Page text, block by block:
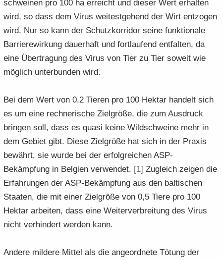
schwei­nen pro 100 ha er­reicht und die­ser Wert er­hal­ten
wird, so dass dem Virus wei­test­ge­hend der Wirt ent­zo­gen
wird. Nur so kann der Schutz­kor­ri­dor seine funk­tio­na­le
Bar­rie­re­wir­kung dau­er­haft und fort­lau­fend ent­fal­ten, da
eine Über­tra­gung des Virus von Tier zu Tier so­weit wie
mög­lich un­ter­bun­den wird.
Bei dem Wert von 0,2 Tie­ren pro 100 Hekt­ar han­delt sich
es um eine rech­ne­ri­sche Ziel­grö­ße, die zum Aus­druck
brin­gen soll, dass es quasi keine Wild­schwei­ne mehr in
dem Ge­biet gibt. Diese Ziel­grö­ße hat sich in der Pra­xis
be­währt, sie wurde bei der er­folg­rei­chen ASP-​
Bekämpfung in Bel­gi­en ver­wen­det. [1] Zu­gleich zei­gen die
Er­fah­run­gen der ASP-​Bekämpfung aus den bal­ti­schen
Staa­ten, die mit einer Ziel­grö­ße von 0,5 Tiere pro 100
Hekt­ar ar­bei­ten, dass eine Wei­ter­ver­brei­tung des Virus
nicht ver­hin­dert wer­den kann.
An­de­re mil­de­re Mit­tel als die an­ge­ord­ne­te Tö­tung der